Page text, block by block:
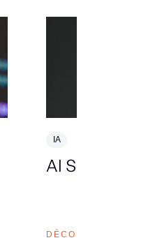
IA
AI Scientist
DÉCOUVRIR